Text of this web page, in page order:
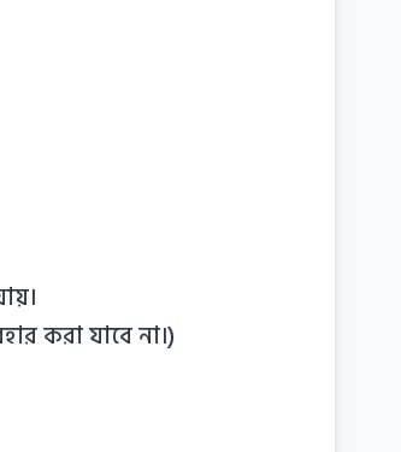
করা যাবে না।)